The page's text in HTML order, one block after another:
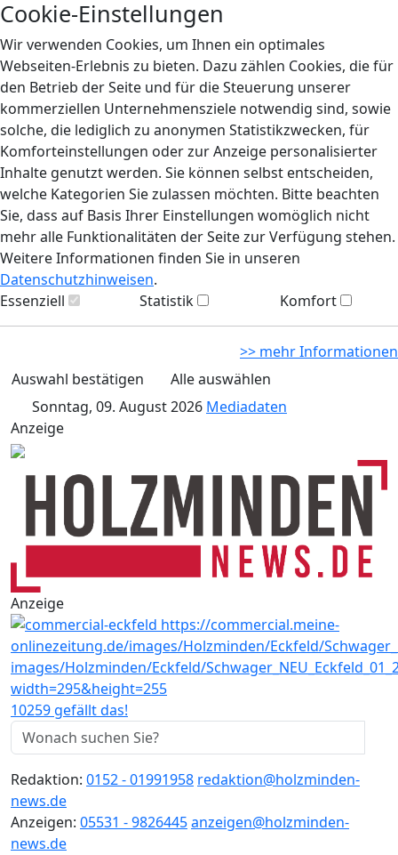
Cookie-Einstellungen
Wir verwenden Cookies, um Ihnen ein optimales
Webseiten-Erlebnis zu bieten. Dazu zählen Cookies, die für
den Betrieb der Seite und für die Steuerung unserer
kommerziellen Unternehmensziele notwendig sind, sowie
solche, die lediglich zu anonymen Statistikzwecken, für
Komforteinstellungen oder zur Anzeige personalisierter
Inhalte genutzt werden. Sie können selbst entscheiden,
welche Kategorien Sie zulassen möchten. Bitte beachten
Sie, dass auf Basis Ihrer Einstellungen womöglich nicht
mehr alle Funktionalitäten der Seite zur Verfügung stehen.
Weitere Informationen finden Sie in unseren
Datenschutzhinweisen.
Essenziell
Statistik Komfort
>> mehr Informationen
Auswahl bestätigen
Alle auswählen
Sonntag, 09. August 2026 Mediadaten
Anzeige
Anzeige
10259 gefällt das!
Redaktion: 0152 - 01991958 redaktion@holzminden-
news.de
Anzeigen: 05531 - 9826445anzeigen@holzminden-
news.de